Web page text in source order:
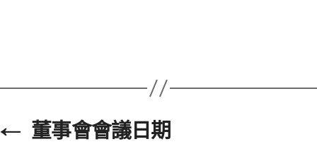
← 董事會會議日期